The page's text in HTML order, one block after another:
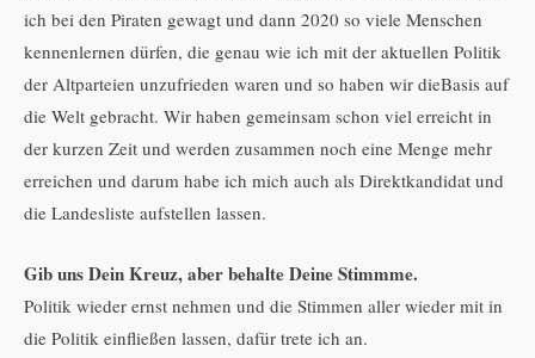
ich bei den Piraten gewagt und dann 2020 so viele Menschen
kennenlernen dürfen, die genau wie ich mit der aktuellen Politik
der Altparteien unzufrieden waren und so haben wir dieBasis auf
die Welt gebracht. Wir haben gemeinsam schon viel erreicht in
der kurzen Zeit und werden zusammen noch eine Menge mehr
erreichen und darum habe ich mich auch als Direktkandidat und
die Landesliste aufstellen lassen.
Gib uns Dein Kreuz, aber behalte Deine Stimmme.
Politik wieder ernst nehmen und die Stimmen aller wieder mit in
die Politik einfließen lassen, dafür trete ich an.